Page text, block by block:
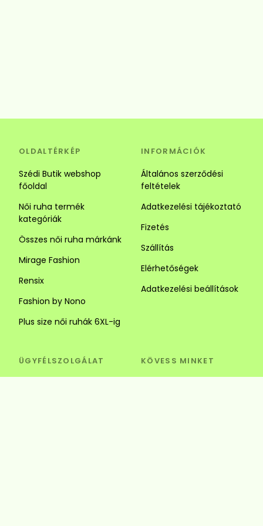
OLDALTÉRKÉP
Szédi Butik webshop
főoldal
Női ruha termék
kategóriák
Összes női ruha márkánk
Mirage Fashion
Rensix
Fashion by Nono
Plus size női ruhák 6XL-ig
INFORMÁCIÓK
Általános szerződési
feltételek
Adatkezelési tájékoztató
Fizetés
Szállítás
Elérhetőségek
Adatkezelési beállítások
ÜGYFÉLSZOLGÁLAT KÖVESS MINKET